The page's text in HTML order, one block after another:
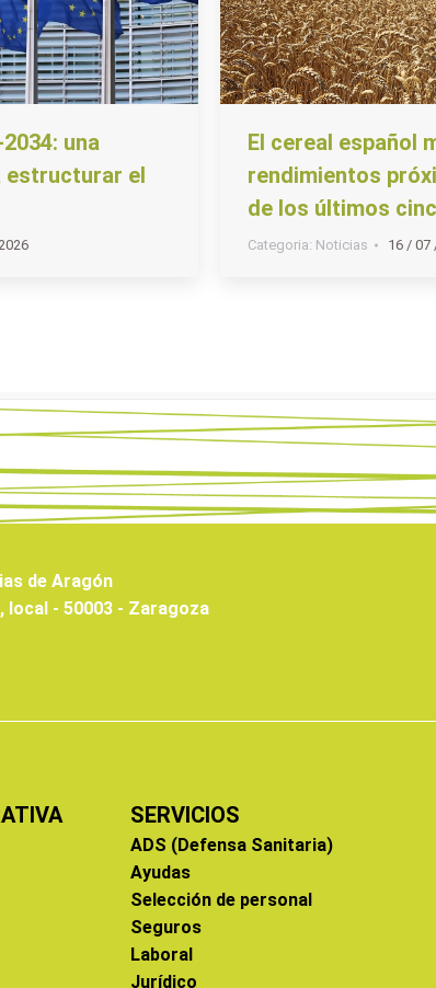
una
el
El cereal español
rendimientos
de los últimos
Categoria: Noticias 16 / 07
de Aragón
local - 50003 - Zaragoza
SERVICIOS
ADS (Defensa Sanitaria)
Ayudas
Selección de personal
Seguros
Laboral
Jurídico